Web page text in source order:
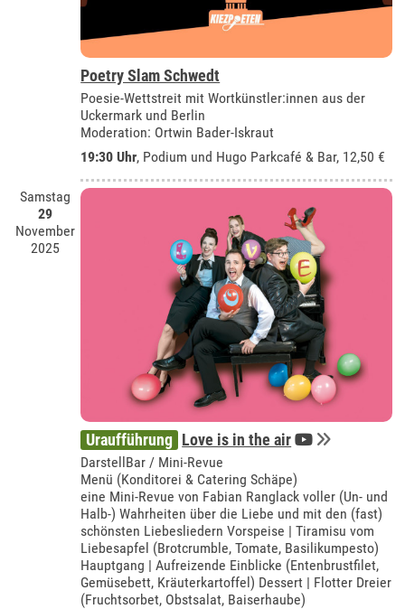
Poetry Slam Schwedt
Poesie-Wettstreit mit Wortkünstler:innen aus der
Uckermark und Berlin
Moderation: Ortwin Bader-Iskraut
19:30 Uhr, Podium und Hugo Parkcafé & Bar, 12,50 €
Samstag
29
November
2025
Uraufführung Love is in the air
DarstellBar / Mini-Revue
Menü (Konditorei & Catering Schäpe)
eine Mini-Revue von Fabian Ranglack voller (Un- und
Halb-) Wahrheiten über die Liebe und mit den (fast)
schönsten Liebesliedern Vorspeise | Tiramisu vom
Liebesapfel (Brotcrumble, Tomate, Basilikumpesto)
Hauptgang | Aufreizende Einblicke (Entenbrustfilet,
Gemüsebett, Kräuterkartoffel) Dessert | Flotter Dreier
(Fruchtsorbet, Obstsalat, Baiserhaube)